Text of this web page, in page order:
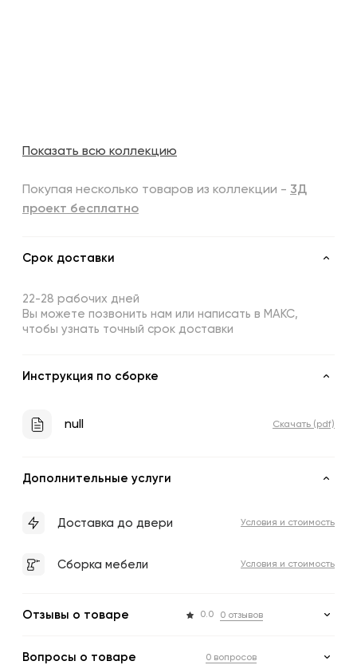
Показать всю коллекцию
Покупая несколько товаров из коллекции - 3Д
проект бесплатно
Срок доставки
22-28 рабочих дней
Вы можете позвонить нам или написать в МАКС,
чтобы узнать точный срок доставки
Инструкция по сборке
null Скачать (pdf)
Дополнительные услуги
Доставка до двери Условия и стоимость
Сборка мебели Условия и стоимость
Отзывы о товаре 0.0 0 отзывов
Вопросы о товаре 0 вопросов